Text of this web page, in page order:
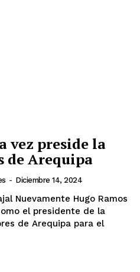
vez preside la
de Arequipa
- Diciembre 14, 2024
el presidente de la
de Arequipa para el